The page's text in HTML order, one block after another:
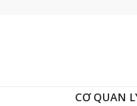
CƠ QUAN